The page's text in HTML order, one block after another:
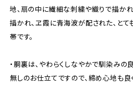
地、扇の中に繊細な刺繍や織りで描か
描かれ、ヱ霞に青海波が配された、と
帯です。
・胴裏は、やわらくしなやかで馴染みの
無しのお仕立てですので、締め心地も良